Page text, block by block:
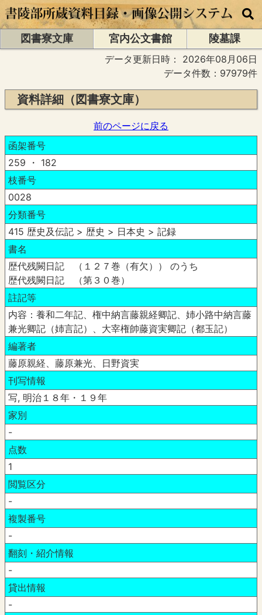
図書寮文庫 宮内公文書館
陵墓課
データ更新日時： 2026年08月06日
データ件数：97979件
資料詳細（図書寮文庫）
前のページに戻る
函架番号
259 ・ 182
枝番号
0028
分類番号
415 歴史及伝記 > 歴史 > 日本史 > 記録
書名
歴代残闕日記 （１２７巻（有欠）） のうち
歴代残闕日記 （第３０巻）
註記等
内容：養和二年記、権中納言藤親経卿記、姉小路中納言藤
兼光卿記（姉言記）、大宰権帥藤資実卿記（都玉記）
編著者
藤原親経、藤原兼光、日野資実
刊写情報
写, 明治１８年・１９年
家別
-
点数
1
閲覧区分
-
複製番号
-
翻刻・紹介情報
-
貸出情報
-